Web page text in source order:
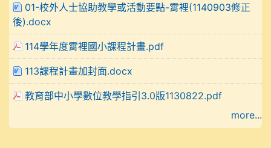
01-校外人士協助教學或活動要點-霄裡(1140903修正
後).docx
114學年度霄裡國小課程計畫.pdf
113課程計畫加封面.docx
教育部中小學數位教學指引3.0版1130822.pdf
more...